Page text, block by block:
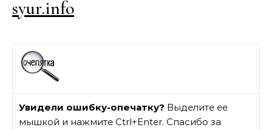
syur.info
Увидели ошибку-опечатку? Выделите ее
мышкой и нажмите Ctrl+Enter. Спасибо за